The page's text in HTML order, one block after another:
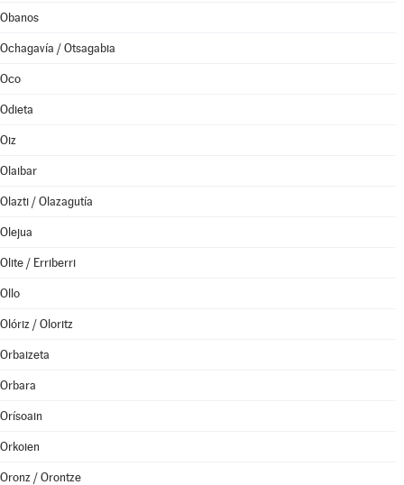
Obanos
Ochagavía / Otsagabia
Oco
Odieta
Oiz
Olaibar
Olazti / Olazagutía
Olejua
Olite / Erriberri
Ollo
Olóriz / Oloritz
Orbaizeta
Orbara
Orísoain
Orkoien
Oronz / Orontze